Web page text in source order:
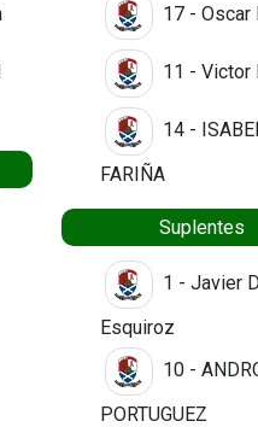
17 - Oscar
11 - Victor
14 -
FARIÑA
Suplentes
1 - Javier
Esquiroz
10 -
PORTUGUEZ